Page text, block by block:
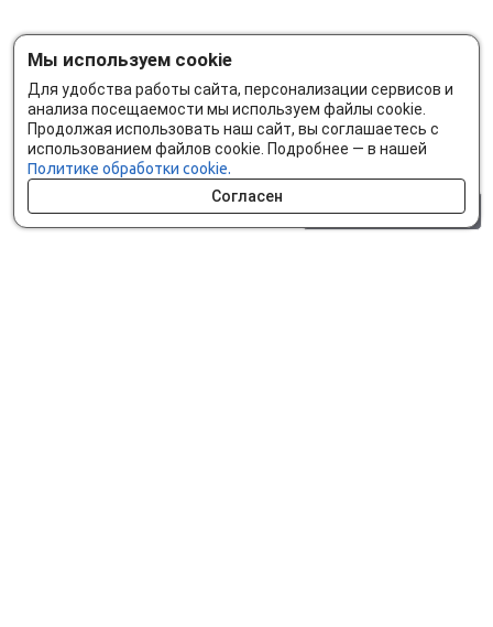
Мы используем cookie
Для удобства работы сайта, персонализации сервисов и
анализа посещаемости мы используем файлы cookie.
Продолжая использовать наш сайт, вы соглашаетесь с
использованием файлов cookie. Подробнее — в нашей
Политике обработки cookie.
Согласен